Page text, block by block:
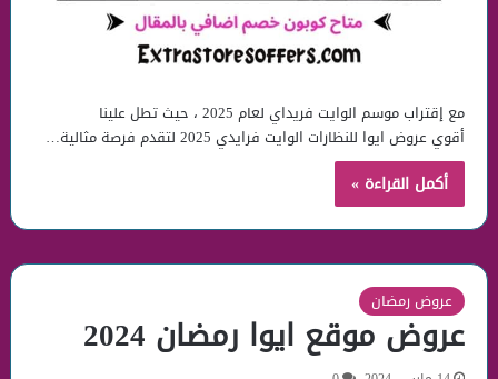
مع إقتراب موسم الوايت فريداي لعام 2025 ، حيث تطل علينا
أقوي عروض ايوا للنظارات الوايت فرايدي 2025 لتقدم فرصة مثالية…
أكمل القراءة »
عروض رمضان
عروض موقع ايوا رمضان 2024